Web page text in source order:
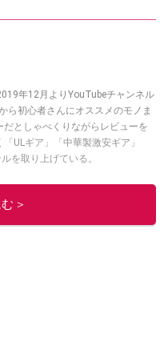
年12月よりYouTubeチャンネル
ら初心者さんにオススメのモノま
としゃべくりながらレビューを
ULギア」「中華製激安ギア」
を取り上げている。
オシストの他の記事を読む
＞